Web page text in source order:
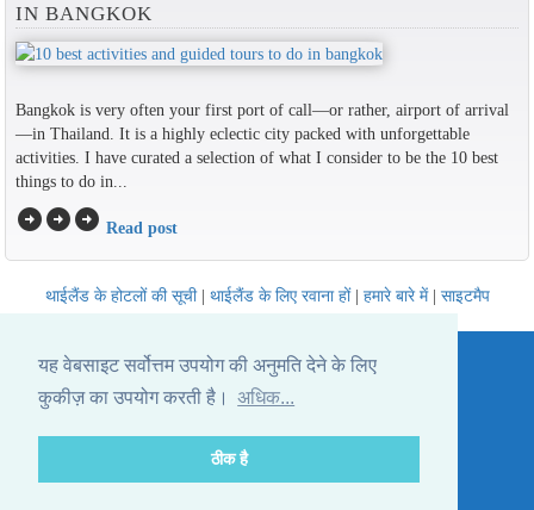
यह वेबसाइट सर्वोत्तम उपयोग की अनुमति देने के लिए
कुकीज़ का उपयोग करती है।
अधिक...
ठीक है
IN BANGKOK
Bangkok is very often your first port of call—or rather, airport of arrival
—in Thailand. It is a highly eclectic city packed with unforgettable
activities. I have curated a selection of what I consider to be the 10 best
things to do in...
arrow_circle_rightarrow_circle_rightarrow_circle_right Read post
थाईलैंड के होटलों की सूची| थाईलैंड के लिए रवाना हों| हमारे बारे में| साइटमैप